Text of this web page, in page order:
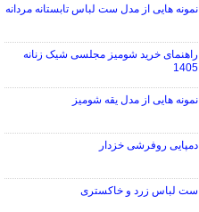
نمونه هایی از مدل ست لباس تابستانه مردانه
راهنمای خرید شومیز مجلسی شیک زنانه
1405
نمونه هایی از مدل یقه شومیز
دمپایی روفرشی خزدار
ست لباس زرد و خاکستری